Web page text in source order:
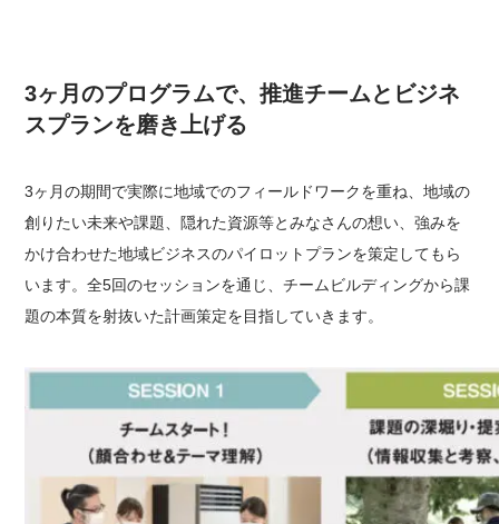
3ヶ月のプログラムで、推進チームとビジネ
スプランを磨き上げる
3ヶ月の期間で実際に地域でのフィールドワークを重ね、地域の
創りたい未来や課題、隠れた資源等とみなさんの想い、強みを
かけ合わせた地域ビジネスのパイロットプランを策定してもら
います。全5回のセッションを通じ、チームビルディングから課
題の本質を射抜いた計画策定を目指していきます。